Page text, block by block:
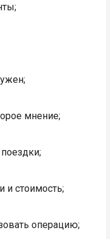
мнение;
и стоимость;
операцию;